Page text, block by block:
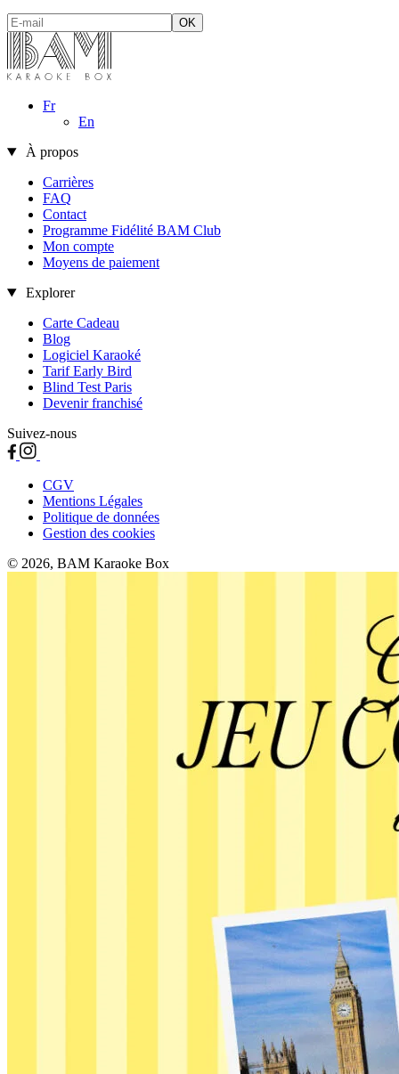
Fr
En
À propos
Carrières
FAQ
Contact
Programme Fidélité BAM Club
Mon compte
Moyens de paiement
Explorer
Carte Cadeau
Blog
Logiciel Karaoké
Tarif Early Bird
Blind Test Paris
Devenir franchisé
Suivez-nous
CGV
Mentions Légales
Politique de données
Gestion des cookies
© 2026, BAM Karaoke Box